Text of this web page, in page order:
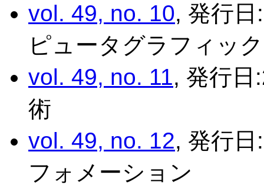
vol. 49, no. 10, 発行
ピュータグラフィッ
vol. 49, no. 11, 発行日
術
vol. 49, no. 12, 発行
フォメーション